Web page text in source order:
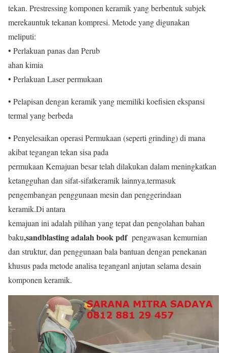
tekan. Prestressing komponen keramik yang berbentuk subjek
merekauntuk tekanan kompresi. Metode yang digunakan
meliputi:
• Perlakuan panas dan Perub
ahan kimia
• Perlakuan Laser permukaan
• Pelapisan dengan keramik yang memiliki koefisien ekspansi
termal yang berbeda
• Penyelesaikan operasi Permukaan (seperti grinding) di mana
akibat tegangan tekan sisa pada
permukaan Kemajuan besar telah dilakukan dalam meningkatkan
ketangguhan dan sifat-sifatkeramik lainnya,termasuk
pengembangan penggunaan mesin dan penggerindaan
keramik.Di antara
kemajuan ini adalah pilihan yang tepat dan pengolahan bahan
baku,sandblasting adalah book pdf pengawasan kemurnian
dan struktur, dan penggunaan bala bantuan dengan penekanan
khusus pada metode analisa teganganl anjutan selama desain
komponen keramik.